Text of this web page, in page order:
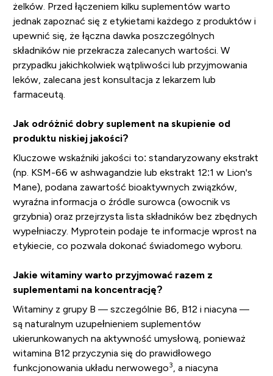
żelków. Przed łączeniem kilku suplementów warto
jednak zapoznać się z etykietami każdego z produktów i
upewnić się, że łączna dawka poszczególnych
składników nie przekracza zalecanych wartości. W
przypadku jakichkolwiek wątpliwości lub przyjmowania
leków, zalecana jest konsultacja z lekarzem lub
farmaceutą.
Jak odróżnić dobry suplement na skupienie od
produktu niskiej jakości?
Kluczowe wskaźniki jakości to: standaryzowany ekstrakt
(np. KSM-66 w ashwagandzie lub ekstrakt 12:1 w Lion's
Mane), podana zawartość bioaktywnych związków,
wyraźna informacja o źródle surowca (owocnik vs
grzybnia) oraz przejrzysta lista składników bez zbędnych
wypełniaczy. Myprotein podaje te informacje wprost na
etykiecie, co pozwala dokonać świadomego wyboru.
Jakie witaminy warto przyjmować razem z
suplementami na koncentrację?
Witaminy z grupy B — szczególnie B6, B12 i niacyna —
są naturalnym uzupełnieniem suplementów
ukierunkowanych na aktywność umysłową, ponieważ
witamina B12 przyczynia się do prawidłowego
funkcjonowania układu nerwowego3
, a niacyna